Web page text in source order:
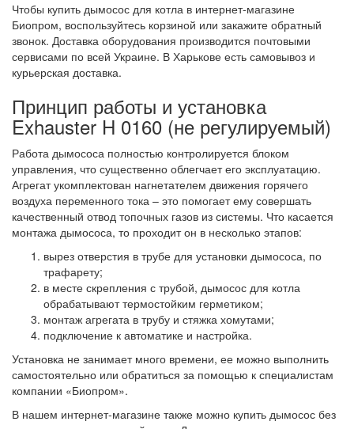
Чтобы купить дымосос для котла в интернет-магазине
Биопром, воспользуйтесь корзиной или закажите обратный
звонок. Доставка оборудования производится почтовыми
сервисами по всей Украине. В Харькове есть самовывоз и
курьерская доставка.
Принцип работы и установка
Exhauster H 0160 (не регулируемый)
Работа дымососа полностью контролируется блоком
управления, что существенно облегчает его эксплуатацию.
Агрегат укомплектован нагнетателем движения горячего
воздуха переменного тока – это помогает ему совершать
качественный отвод топочных газов из системы. Что касается
монтажа дымососа, то проходит он в несколько этапов:
вырез отверстия в трубе для установки дымососа, по
трафарету;
в месте скрепления с трубой, дымосос для котла
обрабатывают термостойким герметиком;
монтаж агрегата в трубу и стяжка хомутами;
подключение к автоматике и настройка.
Установка не занимает много времени, ее можно выполнить
самостоятельно или обратиться за помощью к специалистам
компании «Биопром».
В нашем интернет-магазине также можно купить дымосос без